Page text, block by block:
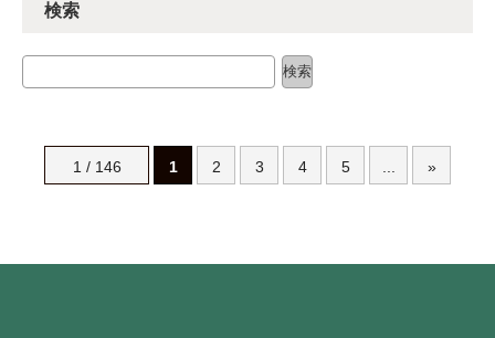
検索
検索
検索
1 / 146 1 2 3 4 5 ... »